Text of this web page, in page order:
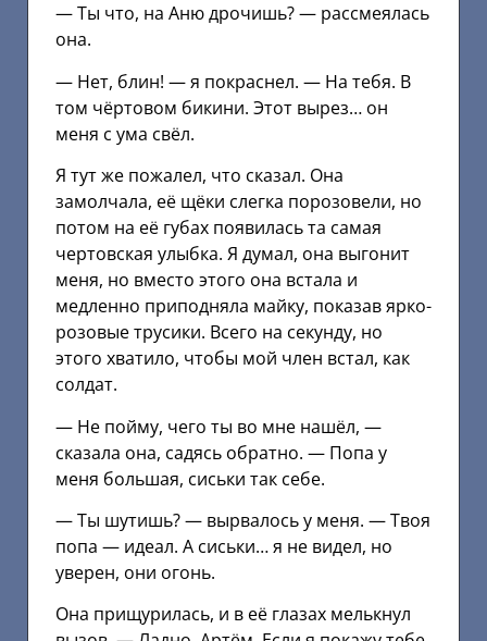
— Ты что, на Аню дрочишь? — рассмеялась
она.
— Нет, блин! — я покраснел. — На тебя. В
том чёртовом бикини. Этот вырез… он
меня с ума свёл.
Я тут же пожалел, что сказал. Она
замолчала, её щёки слегка порозовели, но
потом на её губах появилась та самая
чертовская улыбка. Я думал, она выгонит
меня, но вместо этого она встала и
медленно приподняла майку, показав ярко-
розовые трусики. Всего на секунду, но
этого хватило, чтобы мой член встал, как
солдат.
— Не пойму, чего ты во мне нашёл, —
сказала она, садясь обратно. — Попа у
меня большая, сиськи так себе.
— Ты шутишь? — вырвалось у меня. — Твоя
попа — идеал. А сиськи… я не видел, но
уверен, они огонь.
Она прищурилась, и в её глазах мелькнул